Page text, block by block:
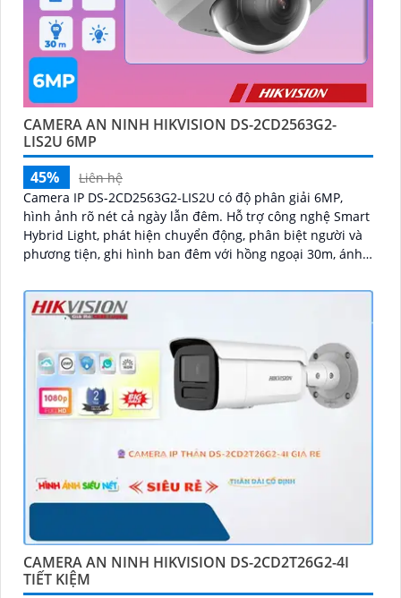
CAMERA AN NINH HIKVISION DS-2CD2563G2-
LIS2U 6MP
45%
Liên hệ
Camera IP DS-2CD2563G2-LIS2U có độ phân giải 6MP,
hình ảnh rõ nét cả ngày lẫn đêm. Hỗ trợ công nghệ Smart
Hybrid Light, phát hiện chuyển động, phân biệt người và
phương tiện, ghi hình ban đêm với hồng ngoại 30m, ánh
CAMERA AN NINH HIKVISION DS-2CD2T26G2-4I
TIẾT KIỆM